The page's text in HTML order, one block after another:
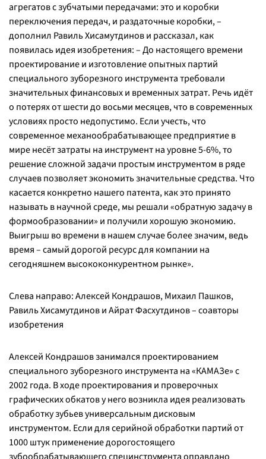
агрегатов с зубчатыми передачами: это и коробки
переключения передач, и раздаточные коробки, –
дополнил Равиль Хисамутдинов и рассказал, как
появилась идея изобретения: –До настоящего времени
проектирование и изготовление опытных партий
специального зуборезного инструмента требовали
значительных финансовых и временных затрат. Речь идёт
о потерях от шести до восьми месяцев, что в современных
условиях просто недопустимо. Если учесть, что
современное механообрабатывающее предприятие в
мире несёт затраты на инструмент на уровне 5-6%, то
решение сложной задачи простым инструментом в ряде
случаев позволяет экономить значительные средства. Что
касается конкретно нашего патента, как это принято
называть в научной среде, мы решали «обратную задачу в
формообразовании» и получили хорошую экономию.
Выигрыш во времени в нашем случае более значим, ведь
время – самый дорогой ресурс для компании на
сегодняшнем высококонкурентном рынке».
Слева направо: Алексей Кондрашов, Михаил Пашков,
Равиль Хисамутдинов и Айрат Фасхутдинов – соавторы
изобретения
Алексей Кондрашов занимался проектированием
специального зуборезного инструмента на «КАМАЗе» с
2002 года. В ходе проектирования и проверочных
графических обкатов у него возникла идея реализовать
обработку зубьев универсальным дисковым
инструментом. Если для серийной обработки партий от
1000 штук применение дорогостоящего